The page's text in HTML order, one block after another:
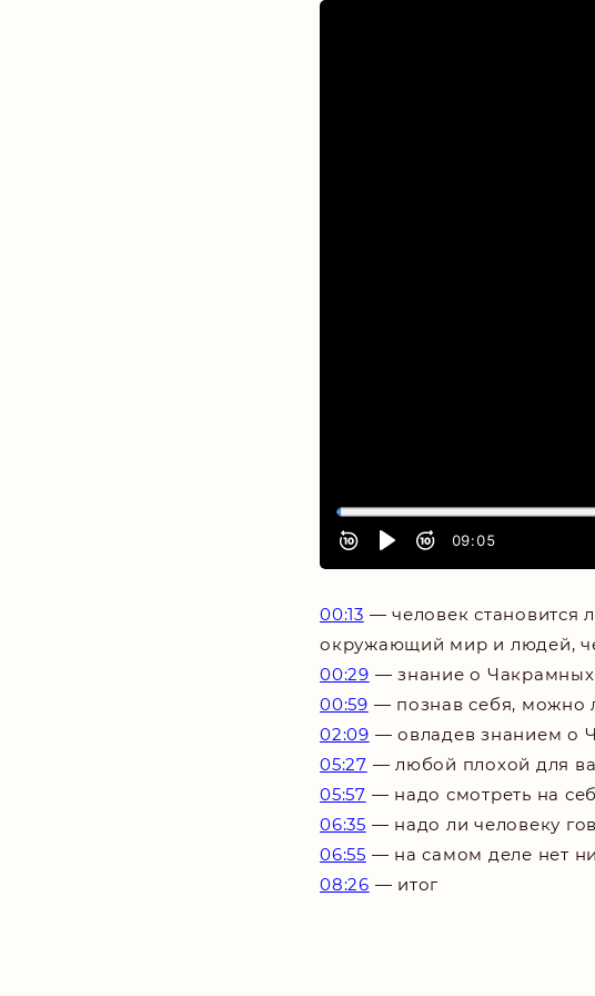
00:13 — человек становится
окружающий мир и людей,
00:29 — знание о Чакрамных
00:59 — познав себя, можно
02:09 — овладев знанием о
05:27 — любой плохой для
05:57 — надо смотреть на
06:35 — надо ли человеку
06:55 — на самом деле нет
08:26 — итог